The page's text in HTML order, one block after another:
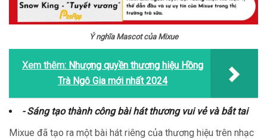
Ý nghĩa Mascot của Mixue
Xem thêm: Nhượng quyền thương hiệu Hồng
Trà Ngô Gia mới nhất 2024
- Sáng tạo thành công bài hát thương vui vẻ và bắt tai
Mixue đã tạo ra một bài hát riêng của thương hiệu trên nhạc